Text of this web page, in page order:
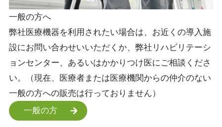
一般の方へ
弊社医療機器を利用されたい場合は、お近くの導入施
設にお問い合わせいいただくか、弊社リハビリテーシ
ョンセンター、あるいはかかりつけ医にご相談くださ
い。（現在、医療者または医療機関からの仲介のない
一般の方への販売は行っておりません）
一般の方